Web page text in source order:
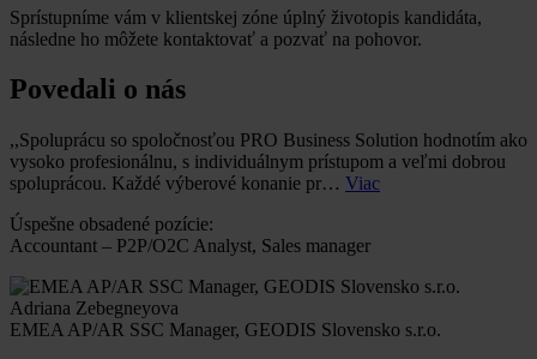
Sprístupníme vám v klientskej zóne úplný životopis kandidáta,
následne ho môžete kontaktovať a pozvať na pohovor.
Povedali o nás
,,Spoluprácu so spoločnosťou PRO Business Solution hodnotím ako
vysoko profesionálnu, s individuálnym prístupom a veľmi dobrou
spoluprácou. Každé výberové konanie pr… Viac
Úspešne obsadené pozície:
Accountant – P2P/O2C Analyst, Sales manager
Adriana Zebegneyova
EMEA AP/AR SSC Manager, GEODIS Slovensko s.r.o.